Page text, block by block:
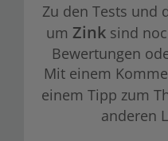
Zu den Tests und
um Zinksind
Bewertungen
Mit einem
einem Tipp zum
anderen